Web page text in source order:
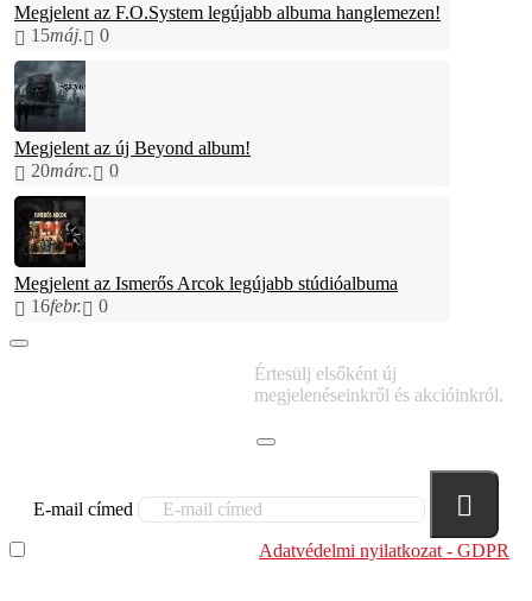
Megjelent az F.O.System legújabb albuma hanglemezen!
15máj. 0
Megjelent az új Beyond album!
20márc. 0
Megjelent az Ismerős Arcok legújabb stúdióalbuma
16febr. 0
Értesülj elsőként új
megjelenéseinkről és akcióinkról.
E-mail címed
Adatvédelmi nyilatkozat - GDPR